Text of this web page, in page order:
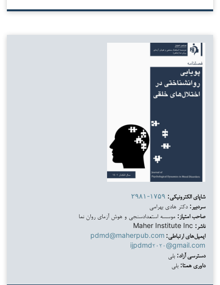
شاپای الکترونیکی: ۲۹۸۱-۱۷۵۹
سردبیر: دکتر هادی بهرامی
صاحب امتیاز: موسسه استعدادسنجی و هوش آزمای روان نما
ناشر:
ایمیل‌های ارتباطی: pdmd@maherpub.com
ijpdmd۲۰۲۰@gmail.com
دسترسی آزاد: بلی
داوری همتا: بلی